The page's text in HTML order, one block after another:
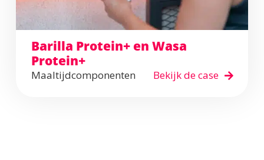
Barilla Protein+ en Wasa
Protein+
Maaltijdcomponenten Bekijk de case